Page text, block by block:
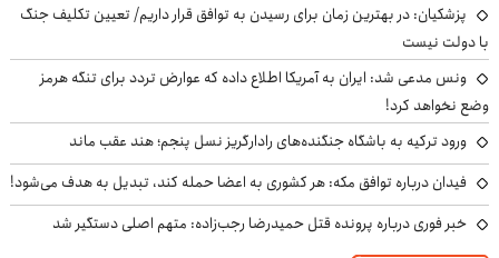
پزشکیان‌: در بهترین زمان برای رسیدن به توافق قرار داریم/ تعیین تکلیف جنگ
با دولت نیست
ونس مدعی شد: ایران به آمریکا اطلاع داده که عوارض تردد برای تنگه هرمز
وضع نخواهد کرد!
ورود ترکیه به باشگاه جنگنده‌های رادارگریز نسل پنجم؛ هند عقب ماند
فیدان درباره توافق مکه: هر کشوری به اعضا حمله کند، تبدیل به هدف می‌شود!
خبر فوری درباره پرونده قتل حمیدرضا رجب‌زاده: متهم اصلی دستگیر شد